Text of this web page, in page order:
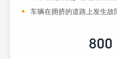
车辆在拥挤的道路上发生故
800